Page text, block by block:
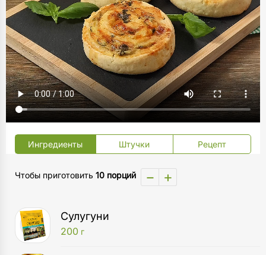
Ингредиенты Штучки Рецепт
Чтобы приготовить 10 порций − +
Сулугуни
200 г